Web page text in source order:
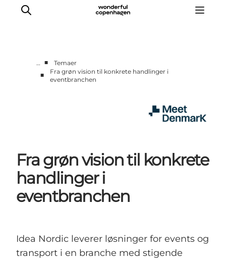
… ■
Temaer
■
Fra grøn vision til konkrete handlinger i
eventbranchen
Fra grøn vision til konkrete
handlinger i
eventbranchen
Idea Nordic leverer løsninger for events og
transport i en branche med stigende